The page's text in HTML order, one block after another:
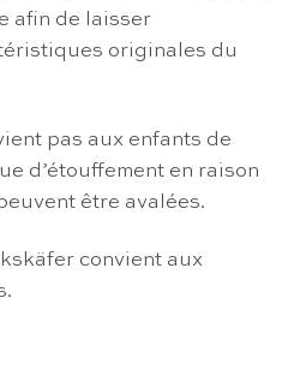
afin de laisser
originales du
pas aux enfants de
d’étouffement en raison
être avalées.
convient aux